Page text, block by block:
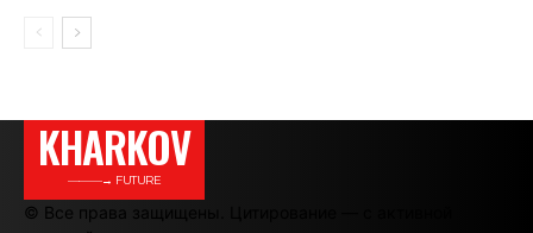
KHARKOV
———→ FUTURE
© Все права защищены. Цитирование — с активной